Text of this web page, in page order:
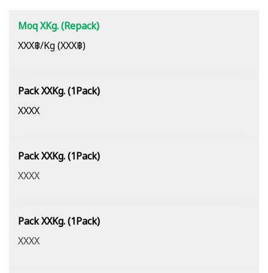
Moq XKg. (Repack)
XXX฿/Kg (XXX฿)
Pack XXKg. (1Pack)
XXXX
Pack XXKg. (1Pack)
XXXX
Pack XXKg. (1Pack)
XXXX